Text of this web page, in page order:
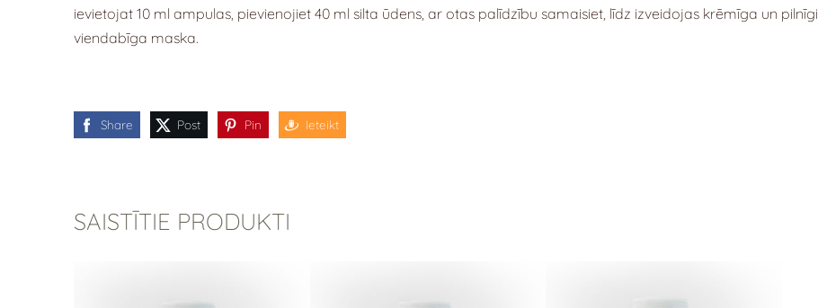
ievietojat 10 ml ampulas, pievienojiet 40 ml silta ūdens, ar otas palīdzību samaisiet, līdz izveidojas krēmīga un pilnīgi
viendabīga maska.
Share Post Pin Ieteikt
SAISTĪTIE PRODUKTI